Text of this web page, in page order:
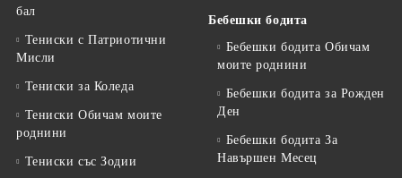
бал
Тениски с Патриотични
Мисли
Тениски за Коледа
Тениски Обичам моите
роднини
Тениски със Зодии
Бебешки бодита
Бебешки бодита Обичам
моите роднини
Бебешки бодита за Рожден
Ден
Бебешки бодита За
Навършен Месец